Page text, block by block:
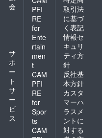
会
サ
ポ
ー
ト
サ
ー
ビ
ス
PFI
RE
for
Ente
rtain
men
t
CAM
PFI
RE
for
Spor
ts
CAM
取引法
に基づ
く表記
情報セ
キュリ
ティ方
針
反社基
本方針
カスタ
マーハ
ラスメ
ントに
対する